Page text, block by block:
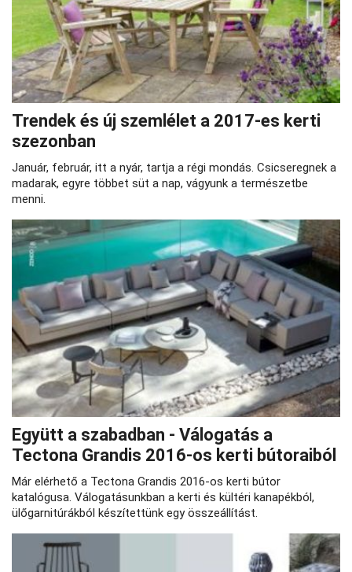
Trendek és új szemlélet a 2017-es kerti
szezonban
Január, február, itt a nyár, tartja a régi mondás. Csicseregnek a
madarak, egyre többet süt a nap, vágyunk a természetbe
menni.
Együtt a szabadban - Válogatás a
Tectona Grandis 2016-os kerti bútoraiból
Már elérhető a Tectona Grandis 2016-os kerti bútor
katalógusa. Válogatásunkban a kerti és kültéri kanapékból,
ülőgarnitúrákból készítettünk egy összeállítást.